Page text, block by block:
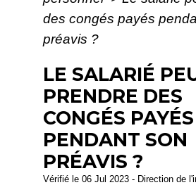
des congés payés
préavis ?
LE SALARIÉ
PRENDRE DES
CONGÉS PAYÉS
PENDANT SON
PRÉAVIS ?
Vérifié le 06 Jul 2023 - Direction de